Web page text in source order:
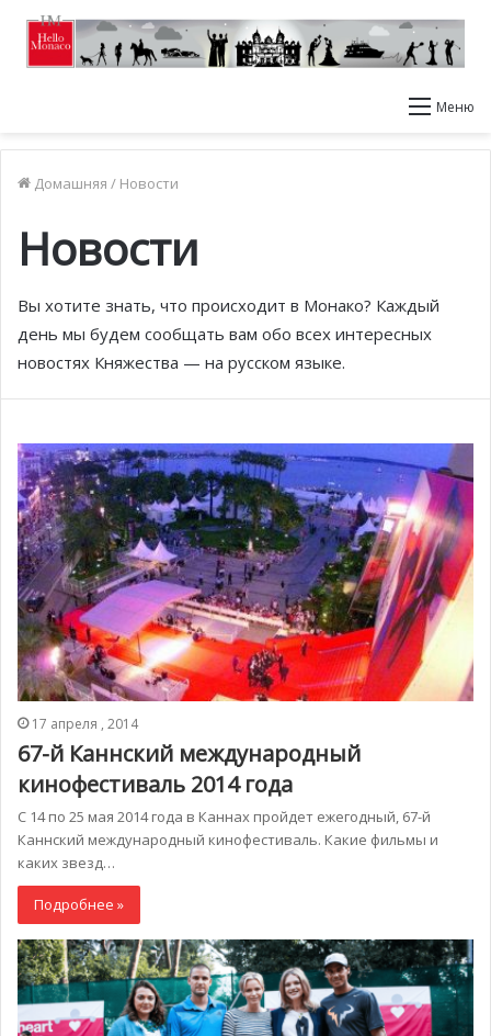
Меню
Домашняя / Новости
Новости
Вы хотите знать, что происходит в Монако? Каждый
день мы будем сообщать вам обо всех интересных
новостях Княжества — на русском языке.
17 апреля , 2014
67-й Каннский международный
кинофестиваль 2014 года
С 14 по 25 мая 2014 года в Каннах пройдет ежегодный, 67-й
Каннский международный кинофестиваль. Какие фильмы и
каких звезд…
Подробнее »